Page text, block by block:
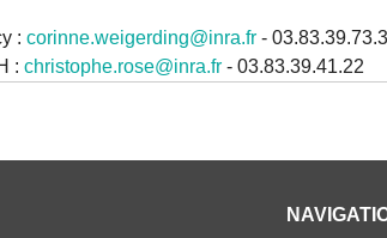
:corinne.weigerding@inra.fr -
:christophe.rose@inra.fr - 03.83.39.41.22